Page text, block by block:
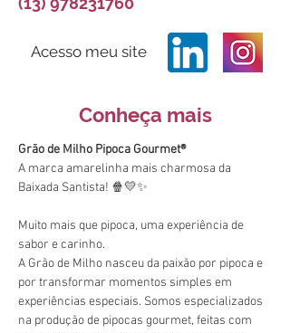
Acesso meu site
Conheça mais
Grão de Milho Pipoca Gourmet®️
A marca amarelinha mais charmosa da
Baixada Santista! 🍿💛✨
Muito mais que pipoca, uma experiência de
sabor e carinho.
A Grão de Milho nasceu da paixão por pipoca e
por transformar momentos simples em
experiências especiais. Somos especializados
na produção de pipocas gourmet, feitas com